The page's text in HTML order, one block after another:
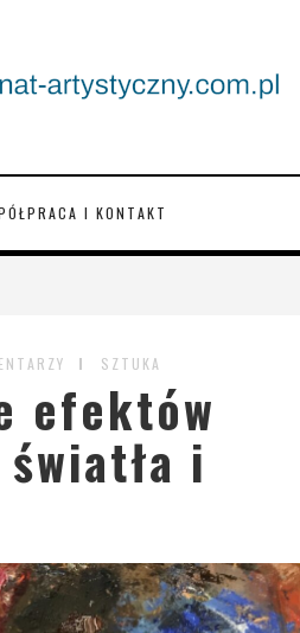
I KONTAKT
SZTUKA
efektów
i